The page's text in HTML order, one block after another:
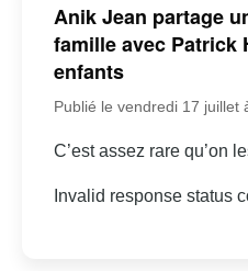
Anik Jean partage
famille avec Patrick
enfants
Publié le vendredi 17 juillet
C’est assez rare qu’on
Invalid response status